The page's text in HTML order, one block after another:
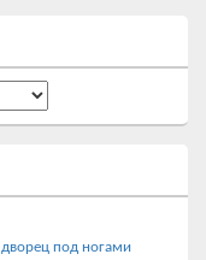
под ногами